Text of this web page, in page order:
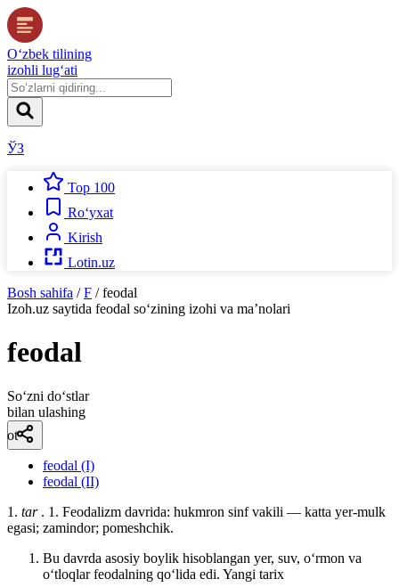
O‘zbek tilining
izohli lug‘ati
ЎЗ
Top 100
Ro‘yxat
Kirish
Lotin.uz
Bosh sahifa / F / feodal
Izoh.uz saytida feodal so‘zining izohi va ma’nolari
feodal
So‘zni do‘stlar
bilan ulashing
ot
feodal (I)
feodal (II)
1. tar . 1. Feodalizm davrida: hukmron sinf vakili — katta yer-mulk
egasi; zamindor; pomeshchik.
Bu davrda asosiy boylik hisoblangan yer, suv, oʻrmon va
oʻtloqlar feodalning qoʻlida edi. Yangi tarix